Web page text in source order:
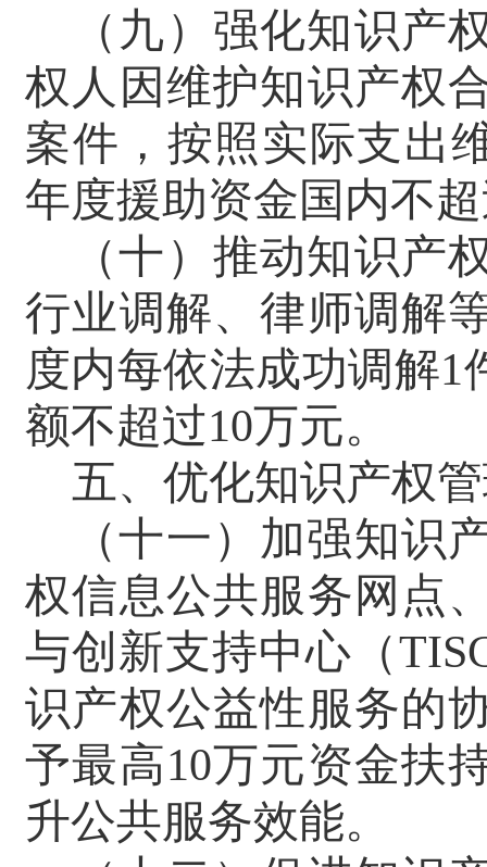
（九）强化知识产
权人因维护知识产权
案件，按照实际支出
年度援助资金国内不
（十）推动知识产
行业调解、律师调解
度内每依法成功调解1
额不超过10万元。
五、优化知识产权
（十一）加强知识
权信息公共服务网点
与创新支持中心（
识产权公益性服务的
予最高10万元资金扶
升公共服务效能。